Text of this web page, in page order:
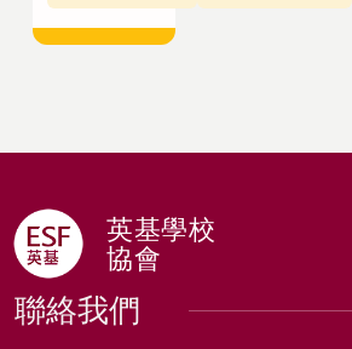
英基學校
協會
聯絡我們